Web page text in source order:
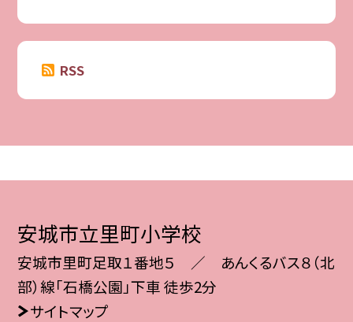
RSS
安城市立里町小学校
安城市里町足取１番地５ ／ あんくるバス８（北
部）線「石橋公園」下車 徒歩2分
サイトマップ